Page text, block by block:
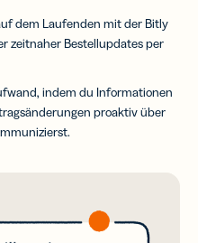
dem Laufenden mit der Bitly
zeitnaher Bestellupdates per
indem du Informationen
proaktiv über